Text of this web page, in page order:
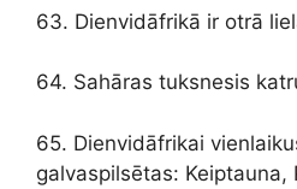
63. Dienvidāfrikā ir otrā
64. Sahāras tuksnesis
65. Dienvidāfrikai
galvaspilsētas: Keiptauna,